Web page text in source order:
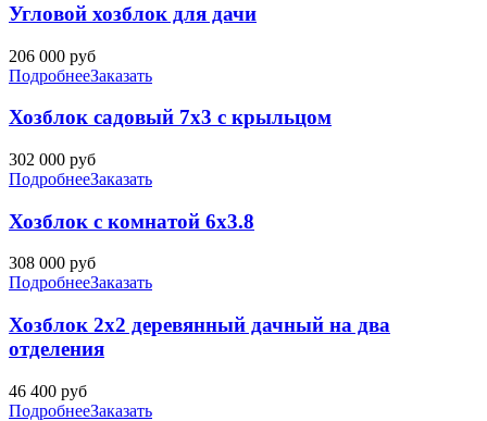
Угловой хозблок для дачи
206 000 руб
ПодробнееЗаказать
Хозблок садовый 7х3 с крыльцом
302 000 руб
ПодробнееЗаказать
Хозблок с комнатой 6х3.8
308 000 руб
ПодробнееЗаказать
Хозблок 2х2 деревянный дачный на два
отделения
46 400 руб
ПодробнееЗаказать